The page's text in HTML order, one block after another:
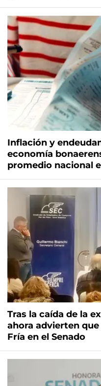
Inflación y
economía
promedio nacional
Tras la caída de la
ahora advierten
Fría en el Senado